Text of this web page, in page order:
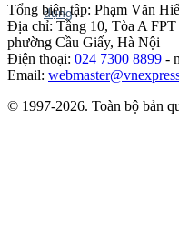
Tổng biên tập: Phạm Văn
Địa chỉ: Tầng 10, Tòa A FPT
phường Cầu Giấy, Hà Nội
Điện thoại: 024 7300 8899 -
Email:
© 1997-2026. Toàn bộ bản